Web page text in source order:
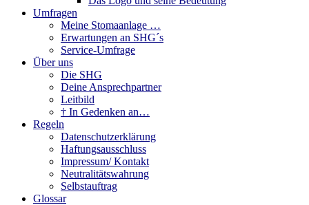
Umfragen
Meine Stomaanlage …
Erwartungen an SHG´s
Service-Umfrage
Über uns
Die SHG
Deine Ansprechpartner
Leitbild
† In Gedenken an…
Regeln
Datenschutzerklärung
Haftungsausschluss
Impressum/ Kontakt
Neutralitätswahrung
Selbstauftrag
Glossar